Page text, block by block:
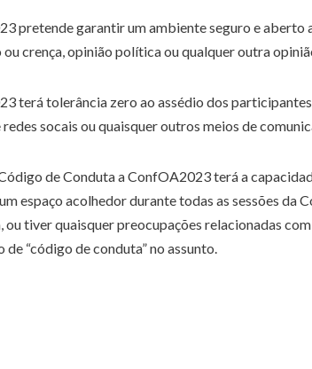
pretende garantir um ambiente seguro e aberto
crença, opinião política ou qualquer outra
terá tolerância zero ao assédio dos
socais ou quaisquer outros meios de
de Conduta a ConfOA2023 terá a
espaço acolhedor durante todas as sessões da
ou tiver quaisquer preocupações relacionadas
de “código de conduta” no assunto.